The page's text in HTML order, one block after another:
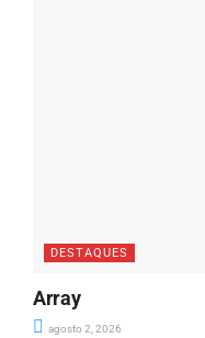
DESTAQUES
Array
agosto 2, 2026